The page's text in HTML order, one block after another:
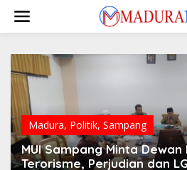
konten
Madura, Politik, Sampang
MUI Sampang Minta
Terorisme, Perjudian dan